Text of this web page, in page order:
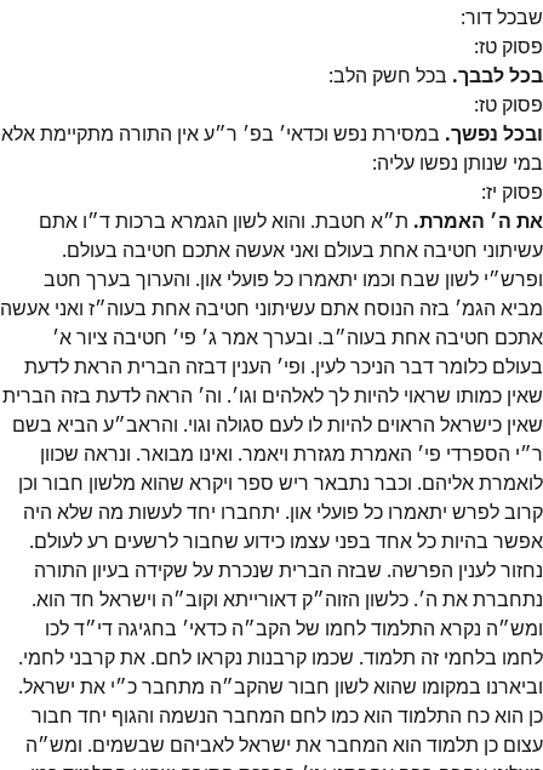
שבכל דור:
פסוק טז:
בכל לבבך. בכל חשק הלב:
פסוק טז:
ובכל נפשך. במסירת נפש וכדאי׳ בפ׳ ר״ע אין התורה מתקיימת אלא
במי שנותן נפשו עליה:
פסוק יז:
את ה׳ האמרת. ת״א חטבת. והוא לשון הגמרא ברכות ד״ו אתם
עשיתוני חטיבה אחת בעולם ואני אעשה אתכם חטיבה בעולם.
ופרש״י לשון שבח וכמו יתאמרו כל פועלי און. והערוך בערך חטב
מביא הגמ׳ בזה הנוסח אתם עשיתוני חטיבה אחת בעוה״ז ואני אעשה
אתכם חטיבה אחת בעוה״ב. ובערך אמר ג׳ פי׳ חטיבה ציור א׳
בעולם כלומר דבר הניכר לעין. ופי׳ הענין דבזה הברית הראת לדעת
שאין כמותו שראוי להיות לך לאלהים וגו׳. וה׳ הראה לדעת בזה הברית
שאין כישראל הראוים להיות לו לעם סגולה וגוי. והראב״ע הביא בשם
ר״י הספרדי פי׳ האמרת מגזרת ויאמר. ואינו מבואר. ונראה שכוון
לואמרת אליהם. וכבר נתבאר ריש ספר ויקרא שהוא מלשון חבור וכן
קרוב לפרש יתאמרו כל פועלי און. יתחברו יחד לעשות מה שלא היה
אפשר בהיות כל אחד בפני עצמו כידוע שחבור לרשעים רע לעולם.
נחזור לענין הפרשה. שבזה הברית שנכרת על שקידה בעיון התורה
נתחברת את ה׳. כלשון הזוה״ק דאורייתא וקוב״ה וישראל חד הוא.
ומש״ה נקרא התלמוד לחמו של הקב״ה כדאי׳ בחגיגה די״ד לכו
לחמו בלחמי זה תלמוד. שכמו קרבנות נקראו לחם. את קרבני לחמי.
וביארנו במקומו שהוא לשון חבור שהקב״ה מתחבר כ״י את ישראל.
כן הוא כח התלמוד הוא כמו לחם המחבר הנשמה והגוף יחד חבור
עצום כן תלמוד הוא המחבר את ישראל לאביהם שבשמים. ומש״ה